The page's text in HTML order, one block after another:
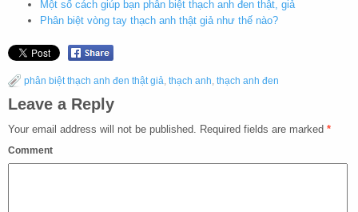
Một số cách giúp bạn phân biệt thạch anh đen thật, giả
Phân biệt vòng tay thạch anh thật giả như thế nào?
phân biệt thạch anh đen thật giả thạch anh thạch anh đen
Leave a Reply
Your email address will not be published. Required fields are marked *
Comment